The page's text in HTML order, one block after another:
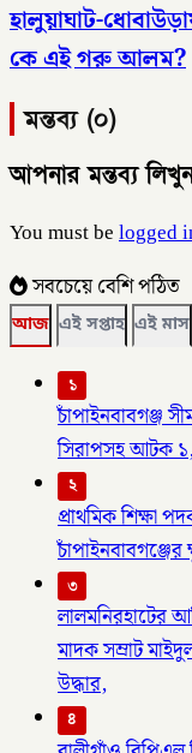
হালুয়াঘাট-
কে এই গরু আলম?
মন্তব্য (০)
আপনার মন্তব্য
You must belogged
সবচেয়ে বেশি পঠিত
আজ এই সপ্তাহ এই মাস
১
চাঁপাইনবাবগঞ্জ
সিরাপসহ আটক
২
প্রাথমিক শিক্ষা
চাঁপাইনবাবগঞ্জের
৩
লালমনিরহাটের
মাদক সম্রাট
উদ্ধার,
৪